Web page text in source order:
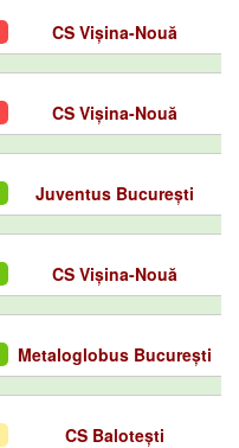
CS Vișina-Nouă
CS Vișina-Nouă
Juventus București
CS Vișina-Nouă
Metaloglobus București
CS Balotești